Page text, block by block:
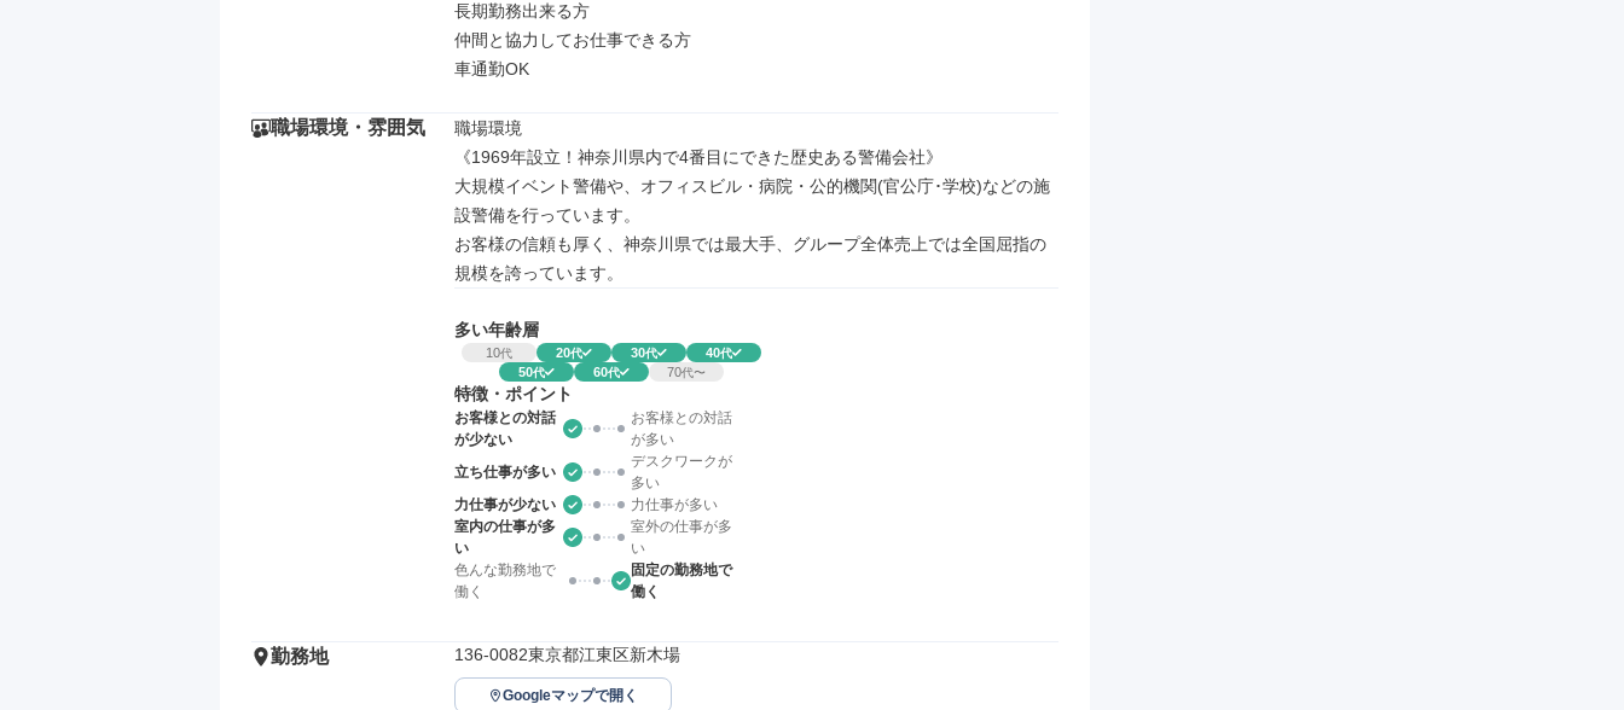
長期勤務出来る方
仲間と協力してお仕事できる方
車通勤OK
職場環境・雰囲気
職場環境
《1969年設立！神奈川県内で4番目にできた歴史ある警備会社》
大規模イベント警備や、オフィスビル・病院・公的機関(官公庁･学校)などの施
設警備を行っています。
お客様の信頼も厚く、神奈川県では最大手、グループ全体売上では全国屈指の
規模を誇っています。
多い年齢層
10代 20代 30代 40代
50代 60代 70代〜
特徴・ポイント
お客様との対話
が少ない
お客様との対話
が多い
立ち仕事が多い
デスクワークが
多い
力仕事が少ない
力仕事が多い
室内の仕事が多
い
室外の仕事が多
い
色んな勤務地で
働く
固定の勤務地で
働く
勤務地 136-0082東京都江東区新木場
Googleマップで開く